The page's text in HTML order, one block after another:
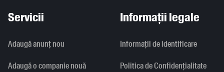
Servicii
Adaugă anunț nou
Adaugă o companie nouă
Informații legale
Informaţii de identificare
Politica de Confidențialitate